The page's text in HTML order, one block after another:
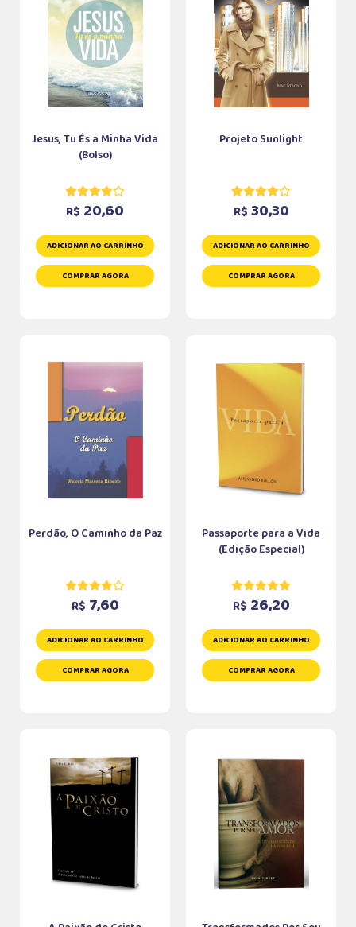
Jesus, Tu És a Minha Vida
(Bolso)
R$ 20,60
ADICIONAR AO CARRINHO
COMPRAR AGORA
Projeto Sunlight
R$ 30,30
ADICIONAR AO CARRINHO
COMPRAR AGORA
Perdão, O Caminho da Paz
R$ 7,60
ADICIONAR AO CARRINHO
COMPRAR AGORA
Passaporte para a Vida
(Edição Especial)
R$ 26,20
ADICIONAR AO CARRINHO
COMPRAR AGORA